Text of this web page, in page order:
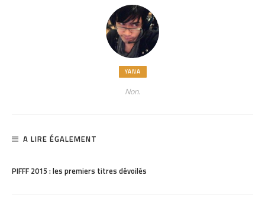
YANA
Non.
A LIRE ÉGALEMENT
PIFFF 2015 : les premiers titres dévoilés